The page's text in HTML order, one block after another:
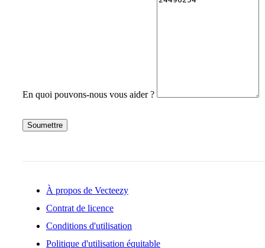
En quoi pouvons-nous vous aider ?
Soumettre
À propos de Vecteezy
Contrat de licence
Conditions d'utilisation
Politique d'utilisation équitable